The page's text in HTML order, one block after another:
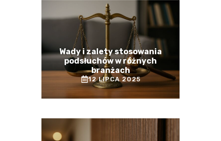
Wady i zalety stosowania
podsłuchów w różnych
branżach
12 LIPCA 2025